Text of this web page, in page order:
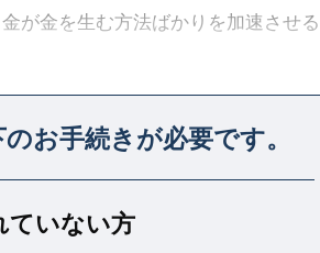
が金を生む方法ばかりを加速させる
からだ。
のお手続きが必要です。
ていない方